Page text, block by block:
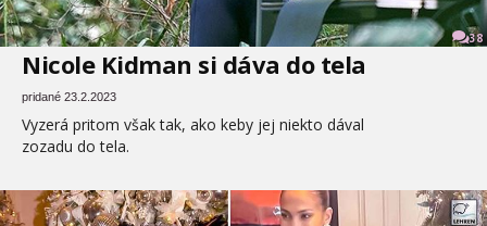
38
Nicole Kidman si dáva do tela
pridané 23.2.2023
Vyzerá pritom však tak, ako keby jej niekto dával
zozadu do tela.